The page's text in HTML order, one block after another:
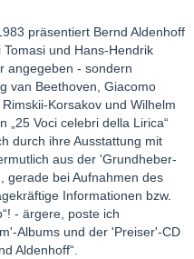
präsentiert Bernd Aldenhoff
und Hans-Hendrik
angegeben - sondern
van Beethoven, Giacomo
Korsakov und Wilhelm
„25 Voci celebri della Lirica“
durch ihre Ausstattung mit
aus der 'Grundheber-
gerade bei Aufnahmen des
Informationen bzw.
- ärgere, poste ich
Albums und der 'Preiser'-CD
Aldenhoff“.